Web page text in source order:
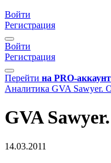
Войти
Регистрация
Войти
Регистрация
Перейти на PRO-аккаунт
Аналитика GVA Sawyer.
GVA
14.03.2011